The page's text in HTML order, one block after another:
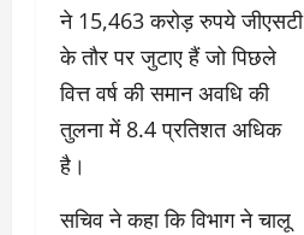
ने 15,463 करोड़ रुपये जीएसटी
के तौर पर जुटाए हैं जो पिछले
वित्त वर्ष की समान अवधि की
तुलना में 8.4 प्रतिशत अधिक
है।
सचिव ने कहा कि विभाग ने चालू